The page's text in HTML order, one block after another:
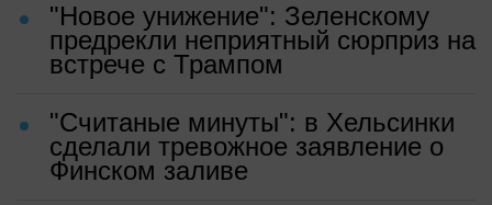
"Новое унижение": Зеленскому
предрекли неприятный сюрприз на
встрече с Трампом
"Считаные минуты": в Хельсинки
сделали тревожное заявление о
Финском заливе